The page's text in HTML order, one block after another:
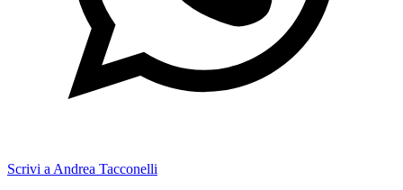
Scrivi a Andrea Tacconelli